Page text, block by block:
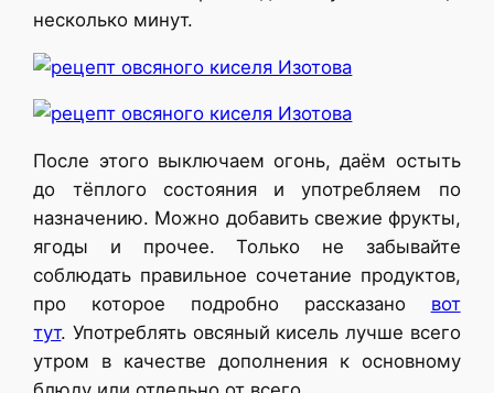
несколько минут.
После этого выключаем огонь, даём остыть
до тёплого состояния и употребляем по
назначению. Можно добавить свежие фрукты,
ягоды и прочее. Только не забывайте
соблюдать правильное сочетание продуктов,
про которое подробно рассказано вот
тут. Употреблять овсяный кисель лучше всего
утром в качестве дополнения к основному